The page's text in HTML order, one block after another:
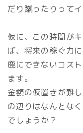
だり蹴ったりってイ
仮に、この時間が
ば、将来の稼ぐ力
鹿にできないコス
ます。
金額の仮置きが難
の辺りはなんとな
でしょうか？